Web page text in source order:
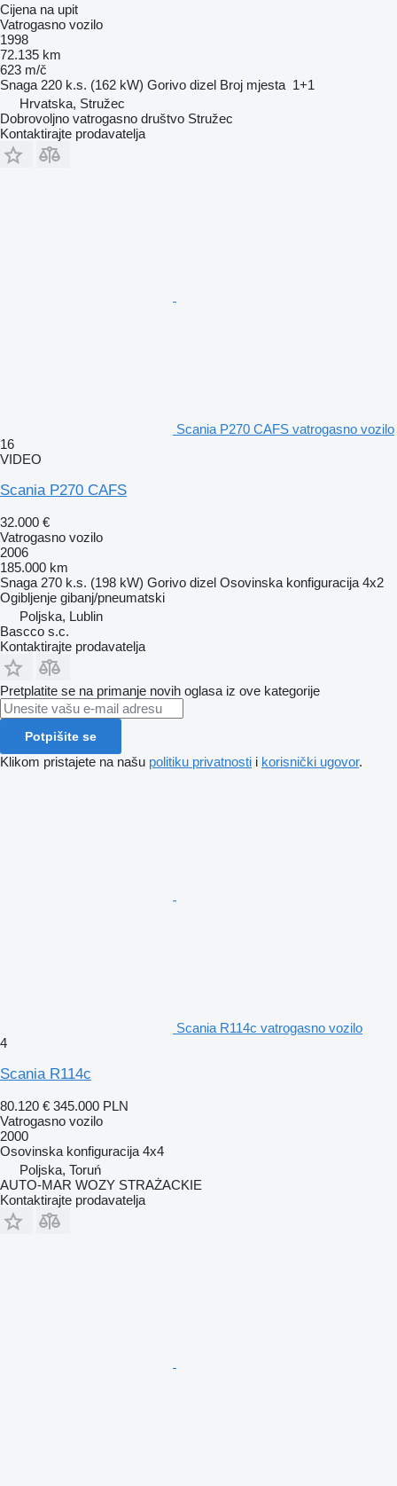
Cijena na upit
Vatrogasno vozilo
1998
72.135 km
623 m/č
Snaga 220 k.s. (162 kW) Gorivo dizel Broj mjesta 1+1
Hrvatska, Stružec
Dobrovoljno vatrogasno društvo Stružec
Kontaktirajte prodavatelja
Scania P270 CAFS vatrogasno vozilo
16
VIDEO
Scania P270 CAFS
32.000 €
Vatrogasno vozilo
2006
185.000 km
Snaga 270 k.s. (198 kW) Gorivo dizel Osovinska konfiguracija 4x2
Ogibljenje gibanj/pneumatski
Poljska, Lublin
Bascco s.c.
Kontaktirajte prodavatelja
Pretplatite se na primanje novih oglasa iz ove kategorije
Potpišite se
Klikom pristajete na našu politiku privatnosti i korisnički ugovor.
Scania R114c vatrogasno vozilo
4
Scania R114c
80.120 € 345.000 PLN
Vatrogasno vozilo
2000
Osovinska konfiguracija 4x4
Poljska, Toruń
AUTO-MAR WOZY STRAŻACKIE
Kontaktirajte prodavatelja